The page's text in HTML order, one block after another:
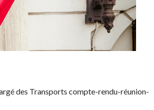
des Transports compte-rendu-réunion-